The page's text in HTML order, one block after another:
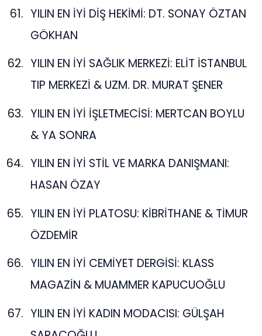
YILIN EN İYİ DİŞ HEKİMİ: DT. SONAY ÖZTAN
GÖKHAN
YILIN EN İYİ SAĞLIK MERKEZİ: ELİT İSTANBUL
TIP MERKEZİ & UZM. DR. MURAT ŞENER
YILIN EN İYİ İŞLETMECİSİ: MERTCAN BOYLU
& YA SONRA
YILIN EN İYİ STİL VE MARKA DANIŞMANI:
HASAN ÖZAY
YILIN EN İYİ PLATOSU: KİBRİTHANE & TİMUR
ÖZDEMİR
YILIN EN İYİ CEMİYET DERGİSİ: KLASS
MAGAZİN & MUAMMER KAPUCUOĞLU
YILIN EN İYİ KADIN MODACISI: GÜLŞAH